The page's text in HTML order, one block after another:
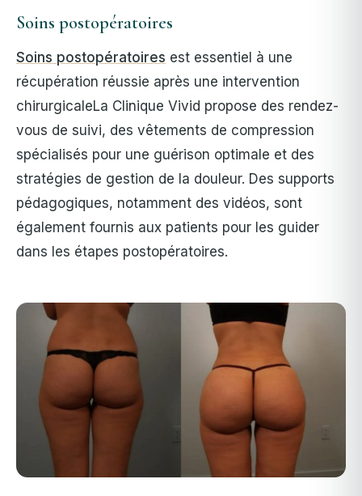
Soins postopératoires
Soins postopératoires est essentiel à une
récupération réussie après une intervention
chirurgicaleLa Clinique Vivid propose des rendez-
vous de suivi, des vêtements de compression
spécialisés pour une guérison optimale et des
stratégies de gestion de la douleur. Des supports
pédagogiques, notamment des vidéos, sont
également fournis aux patients pour les guider
dans les étapes postopératoires.